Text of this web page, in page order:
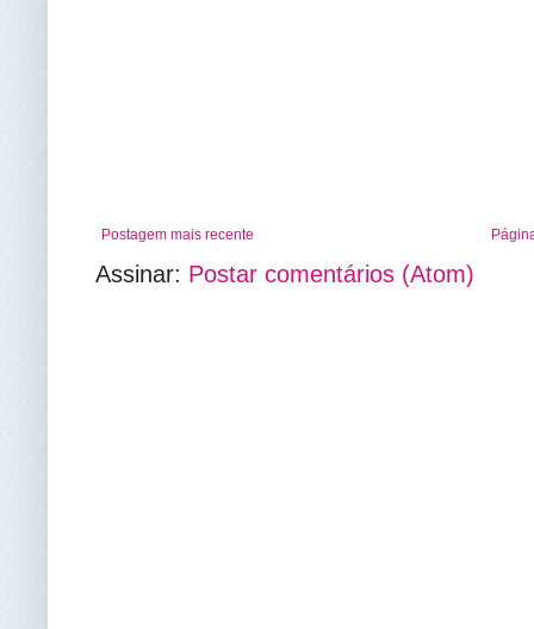
Postagem mais recente
Assinar: Postar comentários (Atom)